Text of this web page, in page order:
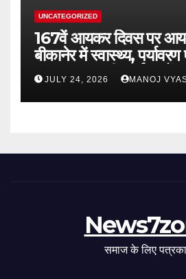
UNCATEGORIZED
167वें आयकर दिवस पर
बीकानेर में स्वास्थ्य, पर्यावरण
जनकल्याणकारी कार्यक्रमों
JULY 24, 2026 MANOJ
समाज के लिए